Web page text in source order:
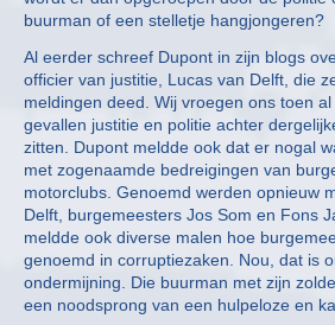
buurman of een stelletje hangjongeren?
Al eerder schreef Dupont in zijn blogs
officier van justitie, Lucas van Delft, die
meldingen deed. Wij vroegen ons toen
gevallen justitie en politie achter
zitten. Dupont meldde ook dat er nogal
met zogenaamde bedreigingen van
motorclubs. Genoemd werden opnieuw
Delft, burgemeesters Jos Som en Fons
meldde ook diverse malen hoe
genoemd in corruptiezaken. Nou, dat is
ondermijning. Die buurman met zijn
een noodsprong van een hulpeloze en